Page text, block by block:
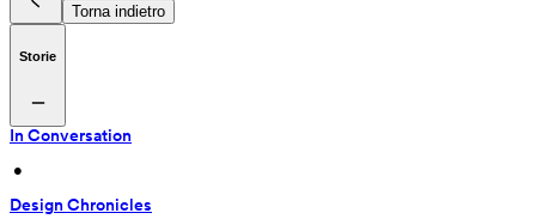
Torna indietro
Storie
In Conversation
•
Design Chronicles